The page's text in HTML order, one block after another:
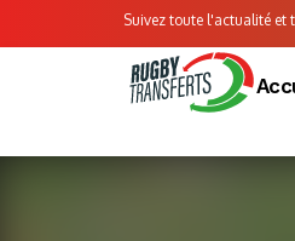
Suivez toute l'actualité et